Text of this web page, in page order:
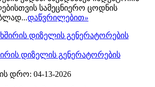
სამეცნიერო ცოდნის
დაწვრილებით»
დიზელის გენერატორების
დრო: 04-13-2026